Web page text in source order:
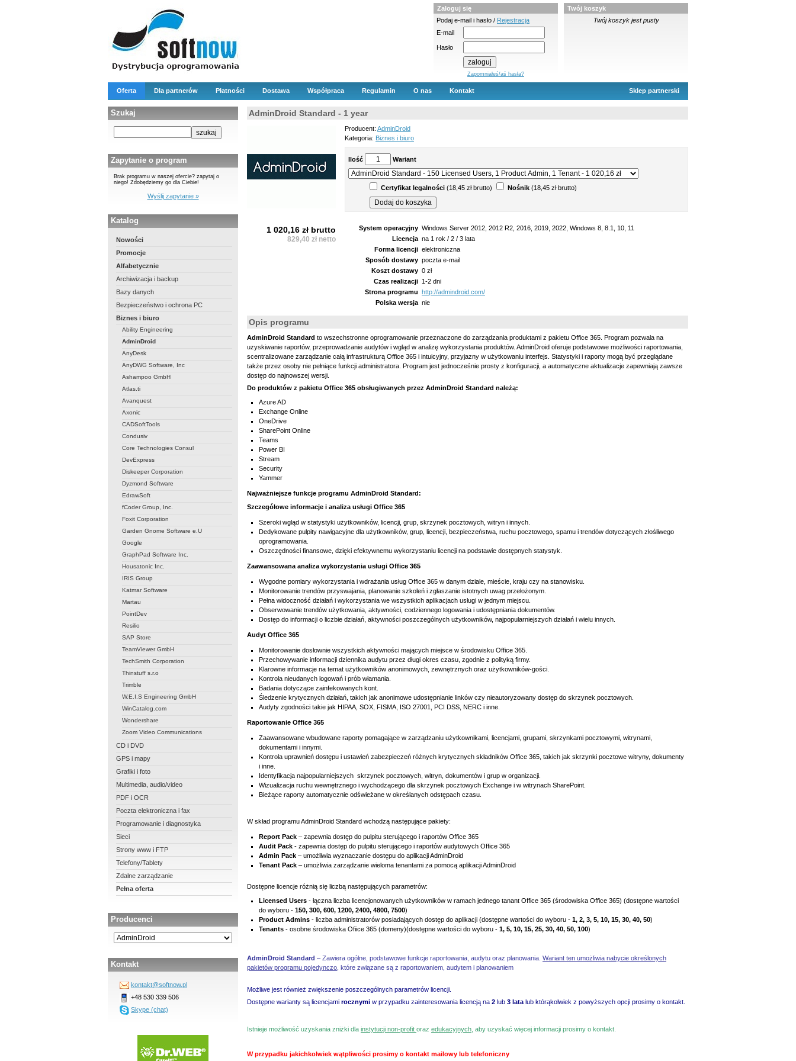
Zaloguj się
Podaj e-mail i hasło / Rejestracja
E-mail
Hasło
Zapomniałeś/aś hasła?
Twój koszyk
Twój koszyk jest pusty
Oferta Dla partnerów Płatności Dostawa Współpraca Regulamin O nas Kontakt Sklep partnerski
Szukaj
Zapytanie o program
Brak programu w naszej ofercie? zapytaj o
niego! Zdobędziemy go dla Ciebie!
Wyślij zapytanie »
Katalog
Nowości
Promocje
Alfabetycznie
Archiwizacja i backup
Bazy danych
Bezpieczeństwo i ochrona PC
Biznes i biuro
Ability Engineering
AdminDroid
AnyDesk
AnyDWG Software, Inc
Ashampoo GmbH
Atlas.ti
Avanquest
Axonic
CADSoftTools
Condusiv
Core Technologies Consul
DevExpress
Diskeeper Corporation
Dyzmond Software
EdrawSoft
fCoder Group, Inc.
Foxit Corporation
Garden Gnome Software e.U
Google
GraphPad Software Inc.
Housatonic Inc.
IRIS Group
Katmar Software
Martau
PointDev
Resilio
SAP Store
TeamViewer GmbH
TechSmith Corporation
Thinstuff s.r.o
Trimble
W.E.I.S Engineering GmbH
WinCatalog.com
Wondershare
Zoom Video Communications
CD i DVD
GPS i mapy
Grafiki i foto
Multimedia, audio/video
PDF i OCR
Poczta elektroniczna i fax
Programowanie i diagnostyka
Sieci
Strony www i FTP
Telefony/Tablety
Zdalne zarządzanie
Pełna oferta
Producenci
Kontakt
kontakt@softnow.pl
+48 530 339 506
Skype (chat)
AdminDroid Standard - 1 year
Producent: AdminDroid
Kategoria: Biznes i biuro
Ilość Wariant
Certyfikat legalności (18,45 zł brutto) Nośnik (18,45 zł brutto)
1 020,16 zł brutto
829,40 zł netto
System operacyjny Windows Server 2012, 2012 R2, 2016, 2019, 2022, Windows 8, 8.1, 10, 11
Licencja na 1 rok / 2 / 3 lata
Forma licencji elektroniczna
Sposób dostawy poczta e-mail
Koszt dostawy 0 zł
Czas realizacji 1-2 dni
Strona programu http://admindroid.com/
Polska wersja nie
Opis programu
AdminDroid Standard to wszechstronne oprogramowanie przeznaczone do zarządzania produktami z pakietu Office 365. Program pozwala na
uzyskiwanie raportów, przeprowadzanie audytów i wgląd w analizę wykorzystania produktów. AdminDroid oferuje podstawowe możliwości raportowania,
scentralizowane zarządzanie całą infrastrukturą Office 365 i intuicyjny, przyjazny w użytkowaniu interfejs. Statystyki i raporty mogą być przeglądane
także przez osoby nie pełniące funkcji administratora. Program jest jednocześnie prosty z konfiguracji, a automatyczne aktualizacje zapewniają zawsze
dostęp do najnowszej wersji.
Do produktów z pakietu Office 365 obsługiwanych przez AdminDroid Standard należą:
Azure AD
Exchange Online
OneDrive
SharePoint Online
Teams
Power BI
Stream
Security
Yammer
Najważniejsze funkcje programu AdminDroid Standard:
Szczegółowe informacje i analiza usługi Office 365
Szeroki wgląd w statystyki użytkowników, licencji, grup, skrzynek pocztowych, witryn i innych.
Dedykowane pulpity nawigacyjne dla użytkowników, grup, licencji, bezpieczeństwa, ruchu pocztowego, spamu i trendów dotyczących złośliwego
oprogramowania.
Oszczędności finansowe, dzięki efektywnemu wykorzystaniu licencji na podstawie dostępnych statystyk.
Zaawansowana analiza wykorzystania usługi Office 365
Wygodne pomiary wykorzystania i wdrażania usług Office 365 w danym dziale, mieście, kraju czy na stanowisku.
Monitorowanie trendów przyswajania, planowanie szkoleń i zgłaszanie istotnych uwag przełożonym.
Pełna widoczność działań i wykorzystania we wszystkich aplikacjach usługi w jednym miejscu.
Obserwowanie trendów użytkowania, aktywności, codziennego logowania i udostępniania dokumentów.
Dostęp do informacji o liczbie działań, aktywności poszczególnych użytkowników, najpopularniejszych działań i wielu innych.
Audyt Office 365
Monitorowanie dosłownie wszystkich aktywności mających miejsce w środowisku Office 365.
Przechowywanie informacji dziennika audytu przez długi okres czasu, zgodnie z polityką firmy.
Klarowne informacje na temat użytkowników anonimowych, zewnętrznych oraz użytkowników-gości.
Kontrola nieudanych logowań i prób włamania.
Badania dotyczące zainfekowanych kont.
Śledzenie krytycznych działań, takich jak anonimowe udostępnianie linków czy nieautoryzowany dostęp do skrzynek pocztowych.
Audyty zgodności takie jak HIPAA, SOX, FISMA, ISO 27001, PCI DSS, NERC i inne.
Raportowanie Office 365
Zaawansowane wbudowane raporty pomagające w zarządzaniu użytkownikami, licencjami, grupami, skrzynkami pocztowymi, witrynami,
dokumentami i innymi.
Kontrola uprawnień dostępu i ustawień zabezpieczeń różnych krytycznych składników Office 365, takich jak skrzynki pocztowe witryny, dokumenty
i inne.
Identyfikacja najpopularniejszych skrzynek pocztowych, witryn, dokumentów i grup w organizacji.
Wizualizacja ruchu wewnętrznego i wychodzącego dla skrzynek pocztowych Exchange i w witrynach SharePoint.
Bieżące raporty automatycznie odświeżane w określanych odstępach czasu.
W skład programu AdminDroid Standard wchodzą następujące pakiety:
Report Pack – zapewnia dostęp do pulpitu sterującego i raportów Office 365
Audit Pack - zapewnia dostęp do pulpitu sterującego i raportów audytowych Office 365
Admin Pack – umożliwia wyznaczanie dostępu do aplikacji AdminDroid
Tenant Pack – umożliwia zarządzanie wieloma tenantami za pomocą aplikacji AdminDroid
Dostępne licencje różnią się liczbą następujących parametrów:
Licensed Users - łączna liczba licencjonowanych użytkowników w ramach jednego tanant Office 365 (środowiska Office 365) (dostępne wartości
do wyboru - 150, 300, 600, 1200, 2400, 4800, 7500)
Product Admins - liczba administratorów posiadających dostęp do aplikacji (dostępne wartości do wyboru - 1, 2, 3, 5, 10, 15, 30, 40, 50)
Tenants - osobne środowiska Ofiice 365 (domeny)(dostępne wartości do wyboru - 1, 5, 10, 15, 25, 30, 40, 50, 100)
AdminDroid Standard – Zawiera ogólne, podstawowe funkcje raportowania, audytu oraz planowania. Wariant ten umożliwia nabycie określonych
pakietów programu pojedynczo , które związane są z raportowaniem, audytem i planowaniem
Możliwe jest również zwiększenie poszczególnych parametrów licencji.
Dostępne warianty są licencjami rocznymi w przypadku zainteresowania licencją na 2 lub 3 lata lub którąkolwiek z powyższych opcji prosimy o kontakt.
Istnieje możliwość uzyskania zniżki dla instytucji non-profit oraz edukacyjnych , aby uzyskać więcej informacji prosimy o kontakt.
W przypadku jakichkolwiek wątpliwości prosimy o kontakt mailowy lub telefoniczny